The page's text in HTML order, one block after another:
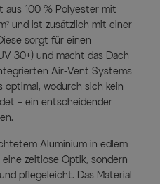
aus 100 % Polyester mit
und ist zusätzlich mit einer
sorgt für einen
30+) und macht das Dach
Air-Vent Systems
wodurch sich kein
– ein entscheidender
Aluminium in edlem
zeitlose Optik, sondern
pflegeleicht. Das Material